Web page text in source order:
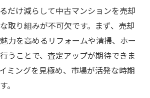
だけ減らして中古マンションを売却
取り組みが不可欠です。まず、売却
力を高めるリフォームや清掃、ホー
うことで、査定アップが期待できま
ミングを見極め、市場が活発な時期
。